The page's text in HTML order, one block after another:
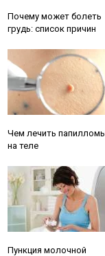
Почему может болеть
грудь: список причин
Чем лечить
на теле
Пункция молочной